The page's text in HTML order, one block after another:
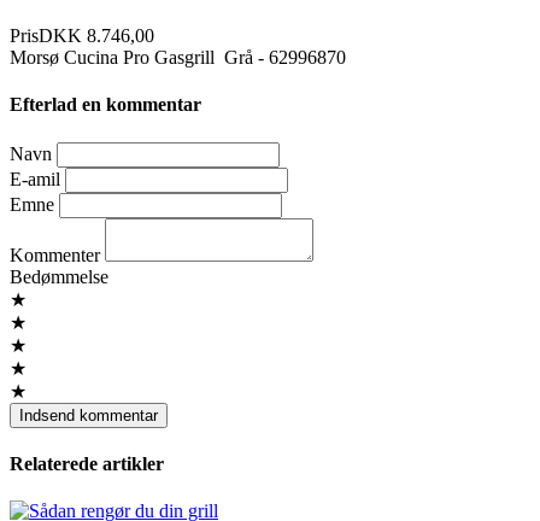
PrisDKK 8.746,00
Morsø Cucina Pro Gasgrill Grå - 62996870
Efterlad en kommentar
Navn
E-amil
Emne
Kommenter
Bedømmelse
★
★
★
★
★
Relaterede artikler